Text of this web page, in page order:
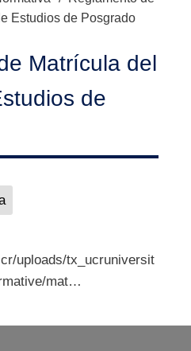
Estudios de Posgrado
Matrícula del
de
uploads/tx_ucruniversit
mat…